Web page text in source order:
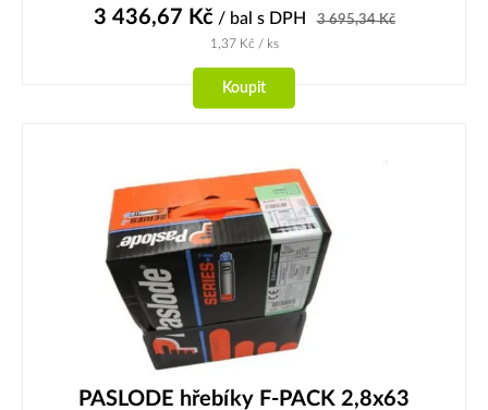
3 436,67 Kč/ bal s DPH 3 695,34Kč
1,37Kč / ks
Koupit
PASLODE hřebíky F-PACK 2,8x63